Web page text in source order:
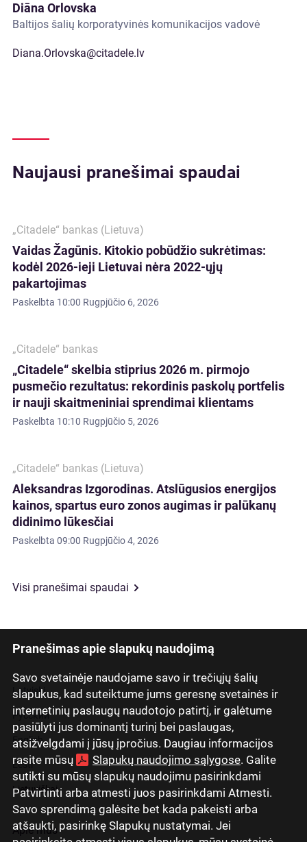
Pranešimas apie slapukų naudojimą
Savo svetainėje naudojame savo ir trečiųjų šalių
slapukus, kad suteiktume jums geresnę svetainės ir
internetinių paslaugų naudotojo patirtį, ir galėtume
pasiūlyti jus dominantį turinį bei paslaugas,
atsižvelgdami į jūsų įpročius. Daugiau informacijos
rasite mūsų
Slapukų naudojimo sąlygose. Galite
sutikti su mūsų slapukų naudojimu pasirinkdami
Patvirtinti arba atmesti juos pasirinkdami Atmesti.
Savo sprendimą galėsite bet kada pakeisti arba
atšaukti, pasirinkę Slapukų nustatymai. Jei
Diāna Orlovska
Baltijos šalių korporatyvinės komunikacijos vadovė
Diana.Orlovska@citadele.lv
Naujausi pranešimai spaudai
„Citadele“ bankas (Lietuva)
Vaidas Žagūnis. Kitokio pobūdžio sukrėtimas:
kodėl 2026-ieji Lietuvai nėra 2022-ųjų
pakartojimas
Paskelbta 10:00 Rugpjūčio 6, 2026
„Citadele“ bankas
„Citadele“ skelbia stiprius 2026 m. pirmojo
pusmečio rezultatus: rekordinis paskolų portfelis
ir nauji skaitmeniniai sprendimai klientams
Paskelbta 10:10 Rugpjūčio 5, 2026
„Citadele“ bankas (Lietuva)
Aleksandras Izgorodinas. Atslūgusios energijos
kainos, spartus euro zonos augimas ir palūkanų
didinimo lūkesčiai
Paskelbta 09:00 Rugpjūčio 4, 2026
Visi pranešimai spaudai
Latviski
Русский
English
Eesti
Lietuviškai
Apie mus